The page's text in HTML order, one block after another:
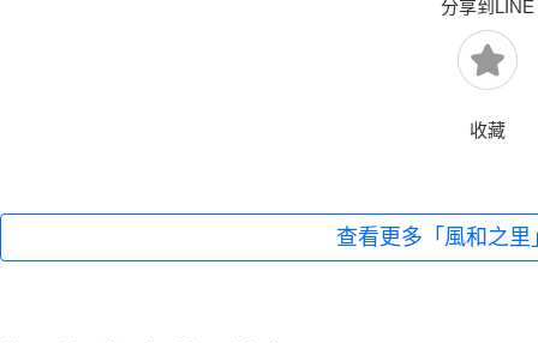
分享到LINE
收藏
查看更多「風和之里